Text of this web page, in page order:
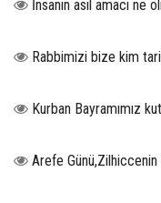
İnsanın asıl amacı ne
Rabbimizi bize kim
Kurban Bayramımız
Arefe